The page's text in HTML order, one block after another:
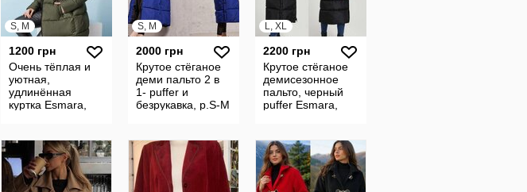
S, M
1200 грн
Очень тёплая и
уютная,
удлинённая
куртка Esmara,
Германия
S, M
2000 грн
Крутое стёганое
деми пальто 2 в
1- puffer и
безрукавка, р.S-М
L, XL
2200 грн
Крутое стёганое
демисезонное
пальто, черный
puffer Esmara,